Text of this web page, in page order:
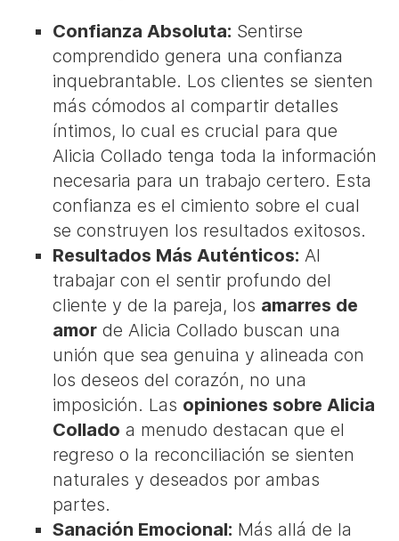
Confianza Absoluta: Sentirse
comprendido genera una confianza
inquebrantable. Los clientes se sienten
más cómodos al compartir detalles
íntimos, lo cual es crucial para que
Alicia Collado tenga toda la información
necesaria para un trabajo certero. Esta
confianza es el cimiento sobre el cual
se construyen los resultados exitosos.
Resultados Más Auténticos: Al
trabajar con el sentir profundo del
cliente y de la pareja, los amarres de
amorde Alicia Collado buscan una
unión que sea genuina y alineada con
los deseos del corazón, no una
imposición. Las opiniones sobre Alicia
Collado a menudo destacan que el
regreso o la reconciliación se sienten
naturales y deseados por ambas
partes.
Sanación Emocional: Más allá de la